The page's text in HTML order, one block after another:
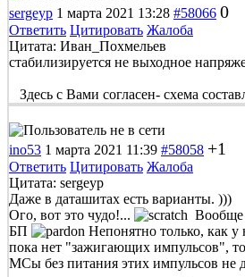
sergeyp 1 марта 2021 13:28 #58066 0
Ответить Цитировать Жалоба
Цитата: Иван_Похмельев
стабилизируется не выходное
Здесь с Вами согласен- схема
ino53 1 марта 2021 11:39 #58058 +1
Ответить Цитировать Жалоба
Цитата: sergeyp
Даже в даташитах есть варианты. )))
Ого, вот это чудо!...
Вообще
БП
Непонятно только, как у
пока нет "зажигающих импульсов",
МСы без питания этих импульсов не